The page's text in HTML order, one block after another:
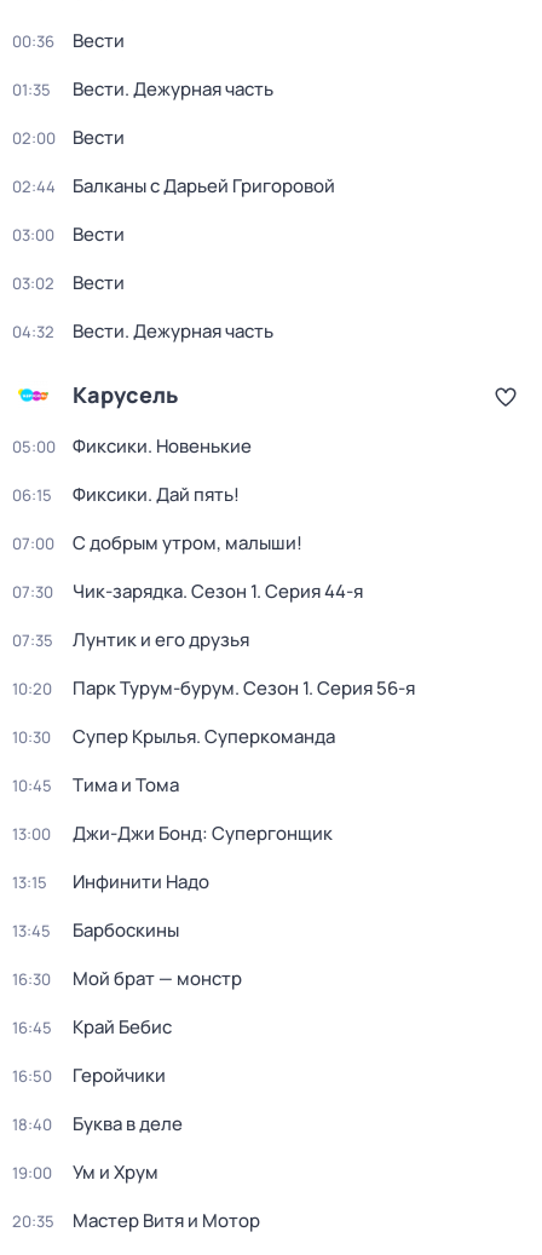
00:36 Вести
01:35 Вести. Дежурная часть
02:00 Вести
02:44 Балканы с Дарьей Григоровой
03:00 Вести
03:02 Вести
04:32 Вести. Дежурная часть
Карусель
05:00 Фиксики. Новенькие
06:15 Фиксики. Дай пять!
07:00 С добрым утром, малыши!
07:30 Чик-зарядка. Сезон 1. Серия 44-я
07:35 Лунтик и его друзья
10:20 Парк Турум-бурум. Сезон 1. Серия 56-я
10:30 Супер Крылья. Суперкоманда
10:45 Тима и Тома
13:00 Джи-Джи Бонд: Супергонщик
13:15 Инфинити Надо
13:45 Барбоскины
16:30 Мой брат — монстр
16:45 Край Бебис
16:50 Геройчики
18:40 Буква в деле
19:00 Ум и Хрум
20:35 Мастер Витя и Мотор